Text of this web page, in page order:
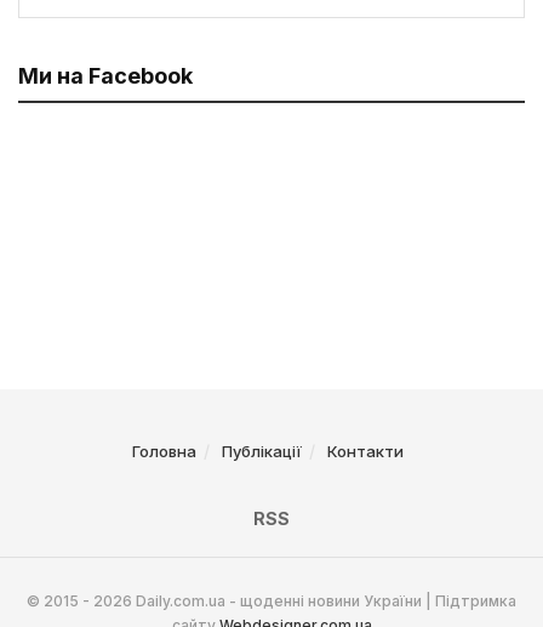
Ми на Facebook
Головна Публікації Контакти
RSS
© 2015 - 2026 Daily.com.ua - щоденні новини України | Підтримка